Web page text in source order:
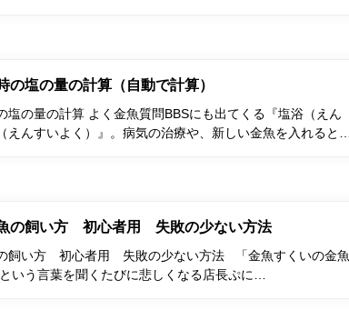
の塩の量の計算（自動で計算）
塩の量の計算 よく金魚質問BBSにも出てくる『塩浴（えん
えんすいよく）』。病気の治療や、新しい金魚を入れると…
の飼い方 初心者用 失敗の少ない方法
飼い方 初心者用 失敗の少ない方法 「金魚すくいの金魚
いう言葉を聞くたびに悲しくなる店長ぷに…